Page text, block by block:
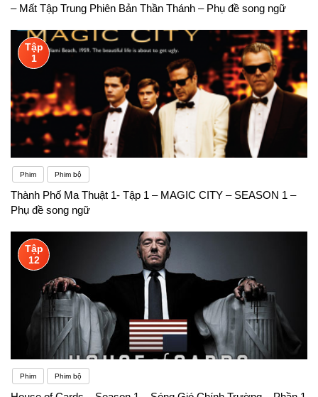
– Mất Tập Trung Phiên Bản Thần Thánh – Phụ đề song ngữ
Tập
1
Phim Phim bộ
Thành Phố Ma Thuật 1- Tập 1 – MAGIC CITY – SEASON 1 –
Phụ đề song ngữ
Tập
12
Phim Phim bộ